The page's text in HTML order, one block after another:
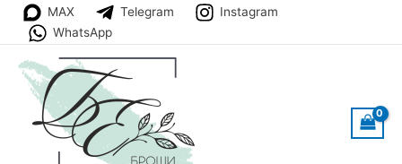
Перейти
содержимому
MAX Telegram
Instagram
WhatsApp